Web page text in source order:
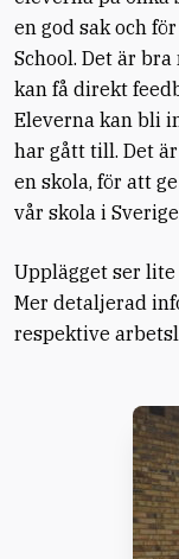
en god sak och
School. Det är
kan få direkt
Eleverna kan bli
har gått till. Det
en skola, för att
vår skola i
Upplägget ser
Mer detaljerad
respektive